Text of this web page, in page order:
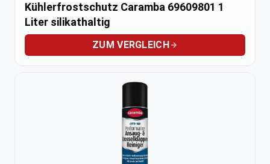
Kühlerfrostschutz Caramba 69609801 1
Liter silikathaltig
ZUM VERGLEICH